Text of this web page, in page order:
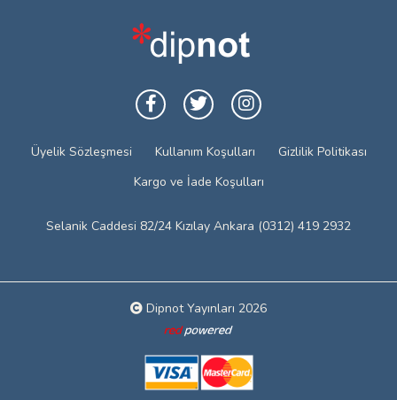
Üyelik Sözleşmesi Kullanım Koşulları
Gizlilik Politikası
Kargo ve İade Koşulları
Selanik Caddesi 82/24 Kızılay Ankara (0312) 419 2932
Dipnot Yayınları 2026